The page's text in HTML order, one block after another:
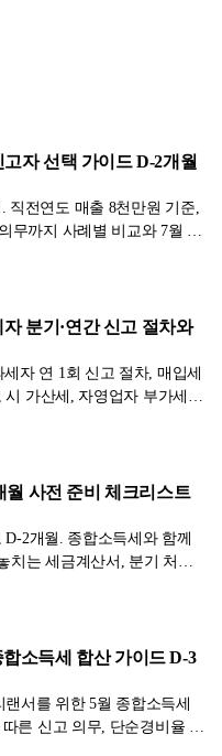
자 선택 가이드 D-2개월
직전연도 매출 8천만원 기준,
무까지 사례별 비교와 7월 신
분기·연간 신고 절차와
자 연 1회 신고 절차, 매입세
가산세, 자영업자 부가세
사전 준비 체크리스트
2개월. 종합소득세와 함께
치는 세금계산서, 분기 처리
소득세 합산 가이드 D-3
서를 위한 5월 종합소득세
른 신고 의무, 단순경비율 적